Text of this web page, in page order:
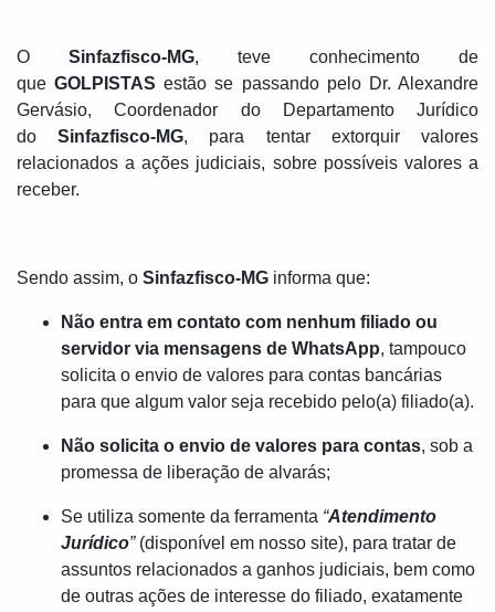
O Sinfazfisco-MG, teve conhecimento de
queGOLPISTAS estão se passando pelo Dr. Alexandre
Gervásio, Coordenador do Departamento Jurídico
doSinfazfisco-MG, para tentar extorquir valores
relacionados a ações judiciais, sobre possíveis valores a
receber.
Sendo assim, o Sinfazfisco-MG informa que:
Não entra em contato com nenhum filiado ou
servidor via mensagens de WhatsApp, tampouco
solicita o envio de valores para contas bancárias
para que algum valor seja recebido pelo(a) filiado(a).
Não solicita o envio de valores para contas, sob a
promessa de liberação de alvarás;
Se utiliza somente da ferramenta “Atendimento
Jurídico”(disponível em nosso site), para tratar de
assuntos relacionados a ganhos judiciais, bem como
de outras ações de interesse do filiado, exatamente